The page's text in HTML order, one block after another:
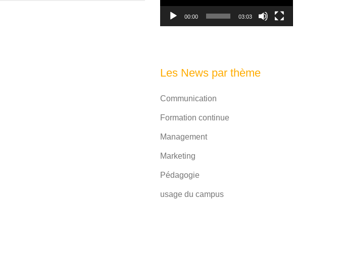
00:00 03:03
Les News par thème
Communication
Formation continue
Management
Marketing
Pédagogie
usage du campus